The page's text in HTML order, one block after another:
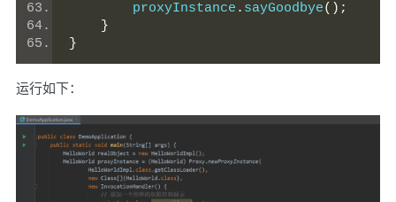
        proxyInstance
. sayGoodbye();
}
}
运行如下：